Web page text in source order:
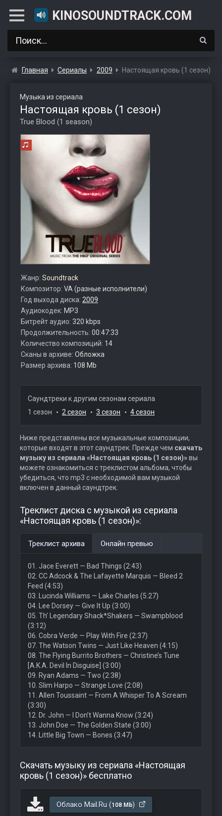
KINOSOUNDTRACK.COM
Главная Сериалы 2009 Настоящая кровь (1 сезон)
Музыка из сериала
Настоящая кровь (1 сезон)
True Blood (1 season)
Жанр: Soundtrack
Композитор: VA (разные исполнители)
Год выхода диска: 2009
Аудиокодек: MP3
Битрейт аудио: 320 kbps
Продолжительность: 00:47:33
Количество композиций: 14
Сканы в архиве: Обложка
Размер архива: 108 Mb
Саундтреки к другим сезонам сериала
1 сезон
2 сезон 3 сезон 4 сезон
Ниже представлены все музыкальные композиции,
которые входят в этот саундтрек. Прежде чем скачать
музыку из сериала «Настоящая кровь (1 сезон)»вы
можете ознакомиться с треклистом альбома, чтобы
убедиться, что mp3 с необходимой вам музыкой
включен в данный саундтрек.
Треклист диска с музыкой из сериала
«Настоящая кровь (1 сезон)»:
Треклист архива Онлайн превью
01. Jace Everett — Bad Things (2:43)
02. CC Adcock & The Lafayette Marquis — Bleed 2
Feed (4:53)
03. Lucinda Williams — Lake Charles (5:27)
04. Lee Dorsey — Give It Up (3:00)
05. Th’ Legendary Shack*Shakers — Swampblood
(3:12)
06. Cobra Verde — Play With Fire (2:37)
07. The Watson Twins — Just Like Heaven (4:15)
08. The Flying Burrito Brothers — Christine’s Tune
[A.K.A. Devil In Disguise] (3:00)
09. Ryan Adams — Two (2:38)
10. Slim Harpo — Strange Love (2:08)
11. Allen Toussaint — From A Whisper To A Scream
(3:30)
12. Dr. John — I Don’t Wanna Know (3:24)
13. John Doe — The Golden State (3:00)
14. Little Big Town — Bones (3:47)
Скачать музыку из сериала «Настоящая
кровь (1 сезон)» бесплатно
Облако Mail.Ru (108 Mb)